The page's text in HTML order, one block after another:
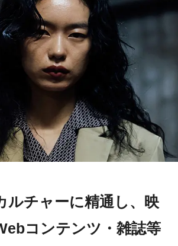
ルチャーに精通し、映
コンテンツ・雑誌等